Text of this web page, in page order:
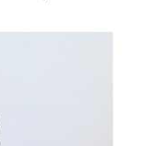
บริการเชิงพาณิชย์
เที่ยวสำคัญ